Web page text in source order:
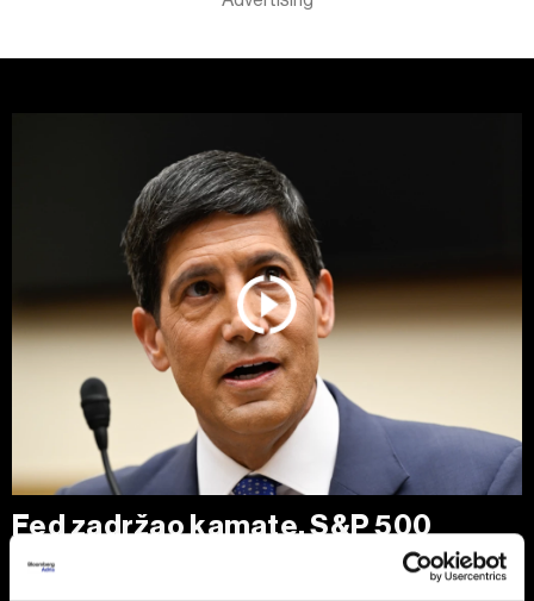
Fed zadržao kamate, S&P 500
smanjio gubitke
Zvaničnici Federalnih rezervi (Fed) ostavili su kamatne